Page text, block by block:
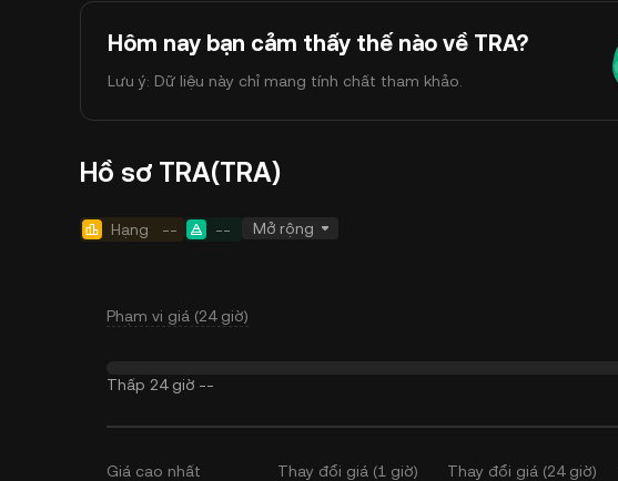
Hôm nay bạn cảm thấy thế nào về TRA?
Lưu ý: Dữ liệu này chỉ mang tính chất tham khảo.
Hồ sơ TRA(TRA)
Hạng -- -- Mở rộng
Phạm vi giá (24 giờ)
Thấp 24 giờ --
Giá cao nhất Thay đổi giá (1 giờ) Thay đổi giá (24 giờ)